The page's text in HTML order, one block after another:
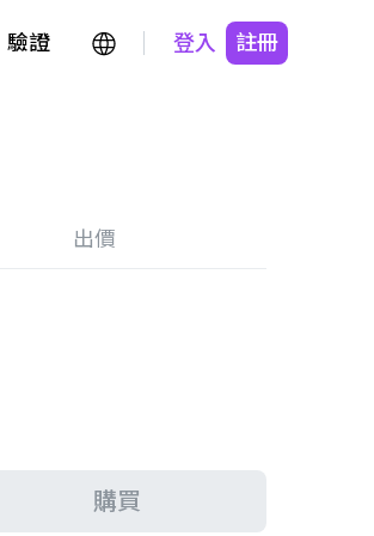
驗證 登入 註冊
出價
購買